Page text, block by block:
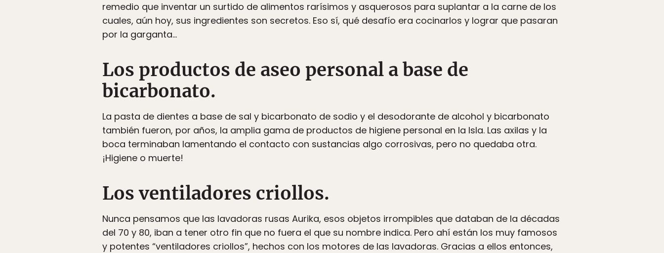
remedio que inventar un surtido de alimentos rarísimos y asquerosos para suplantar a la carne de los
cuales, aún hoy, sus ingredientes son secretos. Eso sí, qué desafío era cocinarlos y lograr que pasaran
por la garganta…
Los productos de aseo personal a base de
bicarbonato.
La pasta de dientes a base de sal y bicarbonato de sodio y el desodorante de alcohol y bicarbonato
también fueron, por años, la amplia gama de productos de higiene personal en la Isla. Las axilas y la
boca terminaban lamentando el contacto con sustancias algo corrosivas, pero no quedaba otra.
¡Higiene o muerte!
Los ventiladores criollos.
Nunca pensamos que las lavadoras rusas Aurika, esos objetos irrompibles que databan de la décadas
del 70 y 80, iban a tener otro fin que no fuera el que su nombre indica. Pero ahí están los muy famosos
y potentes “ventiladores criollos”, hechos con los motores de las lavadoras. Gracias a ellos entonces,